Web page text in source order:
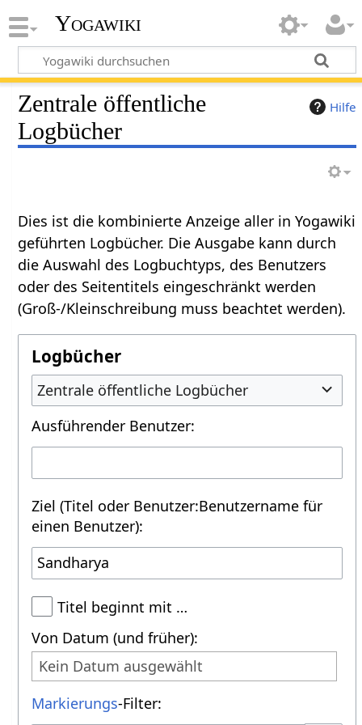
Yogawiki
Hilfe
Zentrale öffentliche
Logbücher
Dies ist die kombinierte Anzeige aller in Yogawiki
geführten Logbücher. Die Ausgabe kann durch
die Auswahl des Logbuchtyps, des Benutzers
oder des Seitentitels eingeschränkt werden
(Groß-/Kleinschreibung muss beachtet werden).
Logbücher
Zentrale öffentliche Logbücher
Ausführender Benutzer:
Ziel (Titel oder Benutzer:Benutzername für
einen Benutzer):
Titel beginnt mit …
Von Datum (und früher):
Kein Datum ausgewählt
Markierungs-Filter: